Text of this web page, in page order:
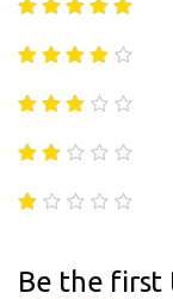
Be the first